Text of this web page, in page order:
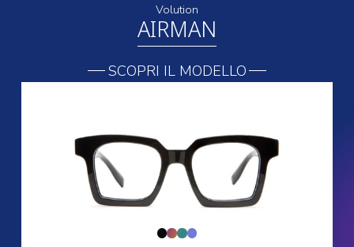
Volution
AIRMAN
SCOPRI IL MODELLO